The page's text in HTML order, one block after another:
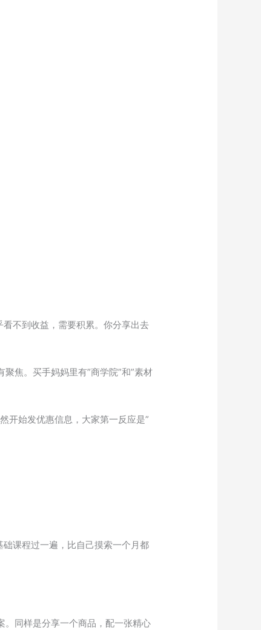
不到收益，需要积累。你分享出去
焦。买手妈妈里有”商学院”和”素材
开始发优惠信息，大家第一反应是”
课程过一遍，比自己摸索一个月都
。同样是分享一个商品，配一张精心